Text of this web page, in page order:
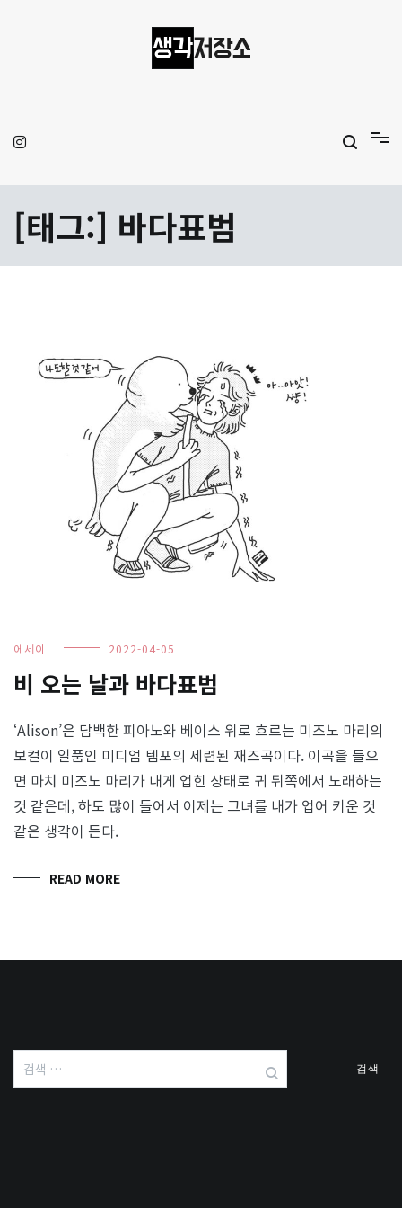
[태그:] 바다표범
에세이 2022-04-05
비 오는 날과 바다표범
‘Alison’은 담백한 피아노와 베이스 위로 흐르는 미즈노 마리의
보컬이 일품인 미디엄 템포의 세련된 재즈곡이다. 이곡을 들으
면 마치 미즈노 마리가 내게 업힌 상태로 귀 뒤쪽에서 노래하는
것 같은데, 하도 많이 들어서 이제는 그녀를 내가 업어 키운 것
같은 생각이 든다.
READ MORE
검
색: